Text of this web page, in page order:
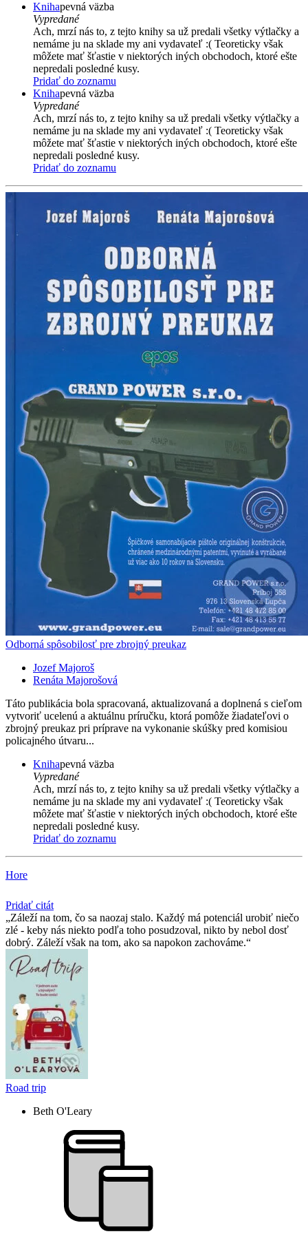
Knihapevná väzba
Vypredané
Ach, mrzí nás to, z tejto knihy sa už predali všetky výtlačky a
nemáme ju na sklade my ani vydavateľ :( Teoreticky však
môžete mať šťastie v niektorých iných obchodoch, ktoré ešte
nepredali posledné kusy.
Pridať do zoznamu
Knihapevná väzba
Vypredané
Ach, mrzí nás to, z tejto knihy sa už predali všetky výtlačky a
nemáme ju na sklade my ani vydavateľ :( Teoreticky však
môžete mať šťastie v niektorých iných obchodoch, ktoré ešte
nepredali posledné kusy.
Pridať do zoznamu
Odborná spôsobilosť pre zbrojný preukaz
Jozef Majoroš
Renáta Majorošová
Táto publikácia bola spracovaná, aktualizovaná a doplnená s cieľom
vytvoriť ucelenú a aktuálnu príručku, ktorá pomôže žiadateľovi o
zbrojný preukaz pri príprave na vykonanie skúšky pred komisiou
policajného útvaru...
Knihapevná väzba
Vypredané
Ach, mrzí nás to, z tejto knihy sa už predali všetky výtlačky a
nemáme ju na sklade my ani vydavateľ :( Teoreticky však
môžete mať šťastie v niektorých iných obchodoch, ktoré ešte
nepredali posledné kusy.
Pridať do zoznamu
Hore
Pridať citát
Záleží na tom, čo sa naozaj stalo. Každý má potenciál urobiť niečo
zlé - keby nás niekto podľa toho posudzoval, nikto by nebol dosť
dobrý. Záleží však na tom, ako sa napokon zachováme.
Road trip
Beth O'Leary